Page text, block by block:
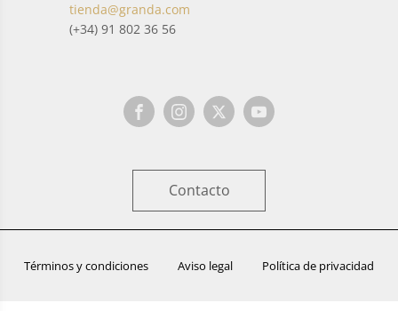
tienda@granda.com
(+34) 91 802 36 56
Contacto
Términos y condiciones Aviso legal Política de privacidad